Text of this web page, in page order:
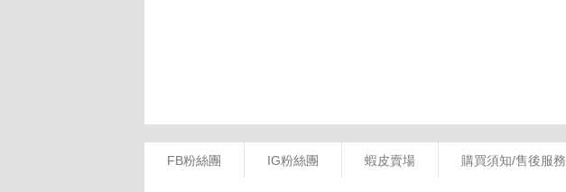
FB粉絲團 IG粉絲團 蝦皮賣場 購買須知/售後服務